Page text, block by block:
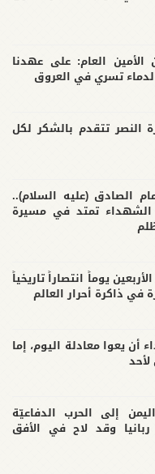
الأمين العام: على عهدنا
تسري في العروق
النصر تتقدم بالشكر لكل
الصادق (عليه السلام)..
الشهداء تمتد في مسيرة
يوماً انتصاراً تاريخياً
ذاكرة أحرار العالم
أن يعوا معادلة اليوم، إما
لأحد
إلى الحرب الدفاعيّة
وقد لاح في الأفق